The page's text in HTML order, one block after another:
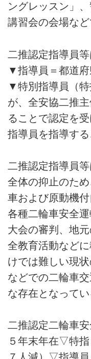
ングレッスン」
講習会の会場など
二推認定指導員
▼指導員＝都道
▼特別指導員（
が、全安協二推
ることで認定を
指導員を指導する
二推認定指導員
全体の抑止のた
車および原動機
各種二輪車安全
大会の審判、地
全教育活動など
けでは難しい現
などでの二輪車
な存在となってい
二推認定二輪車
５年末年在▽特